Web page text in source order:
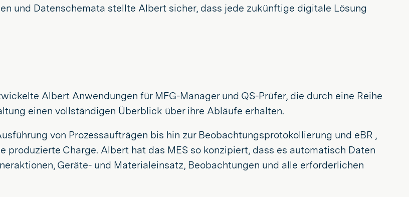
und Datenschemata stellte Albert sicher, dass jede zukünftige digitale Lösung
Albert Anwendungen für MFG-Manager und QS-Prüfer, die durch eine Reihe
einen vollständigen Überblick über ihre Abläufe erhalten.
von Prozessaufträgen bis hin zur Beobachtungsprotokollierung und eBR ,
Charge. Albert hat das MES so konzipiert, dass es automatisch Daten
Geräte- und Materialeinsatz, Beobachtungen und alle erforderlichen